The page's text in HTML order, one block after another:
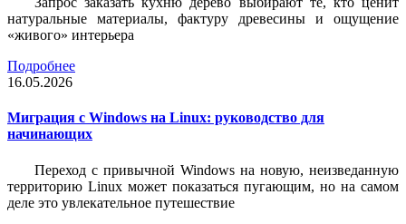
натуральные материалы, фактуру древесины и ощущение
«живого» интерьера
Подробнее
16.05.2026
Миграция с Windows на Linux: руководство для
начинающих
Переход с привычной Windows на новую, неизведанную
территорию Linux может показаться пугающим, но на самом
деле это увлекательное путешествие